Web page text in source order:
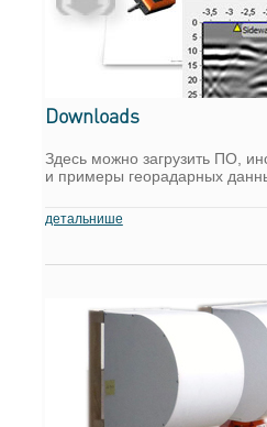
Downloads
Здесь можно загрузить ПО,
и примеры георадарных
детальнише